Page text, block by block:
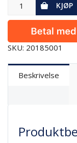
KJØP
SKU: 20185001
Beskrivelse